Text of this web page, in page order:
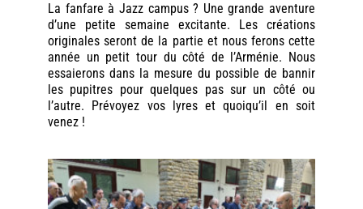
La fanfare à Jazz campus ? Une grande aventure
d’une petite semaine excitante. Les créations
originales seront de la partie et nous ferons cette
année un petit tour du côté de l’Arménie. Nous
essaierons dans la mesure du possible de bannir
les pupitres pour quelques pas sur un côté ou
l’autre. Prévoyez vos lyres et quoiqu’il en soit
venez !